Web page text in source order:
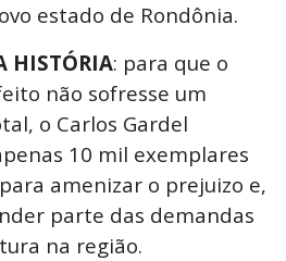
estado de Rondônia.
HISTÓRIA: para que o
não sofresse um
o Carlos Gardel
10 mil exemplares
amenizar o prejuizo e,
parte das demandas
na região.